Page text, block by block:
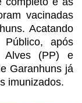
vacinadas
Acatando
Público, após
Alves (PP) e
Garanhunsjá
imunizados.